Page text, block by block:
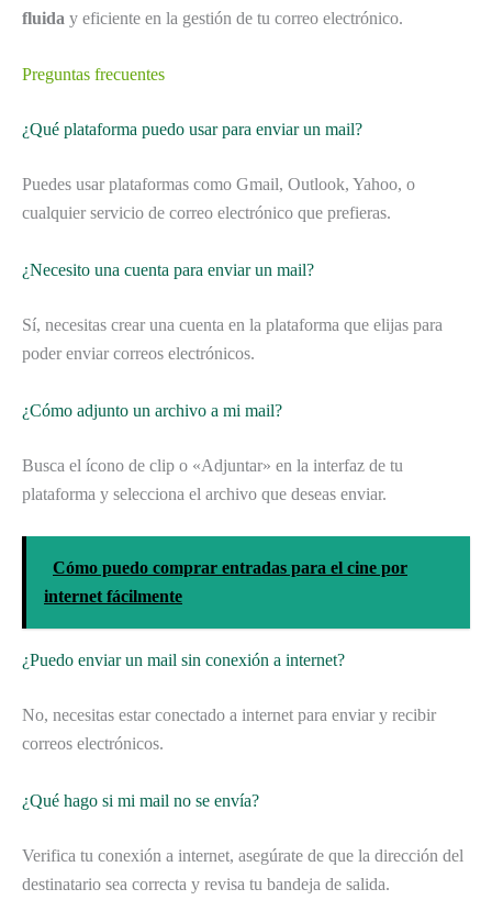
fluida y eficiente en la gestión de tu correo electrónico.
Preguntas frecuentes
¿Qué plataforma puedo usar para enviar un mail?
Puedes usar plataformas como Gmail, Outlook, Yahoo, o
cualquier servicio de correo electrónico que prefieras.
¿Necesito una cuenta para enviar un mail?
Sí, necesitas crear una cuenta en la plataforma que elijas para
poder enviar correos electrónicos.
¿Cómo adjunto un archivo a mi mail?
Busca el ícono de clip o «Adjuntar» en la interfaz de tu
plataforma y selecciona el archivo que deseas enviar.
Cómo puedo comprar entradas para el cine por
internet fácilmente
¿Puedo enviar un mail sin conexión a internet?
No, necesitas estar conectado a internet para enviar y recibir
correos electrónicos.
¿Qué hago si mi mail no se envía?
Verifica tu conexión a internet, asegúrate de que la dirección del
destinatario sea correcta y revisa tu bandeja de salida.